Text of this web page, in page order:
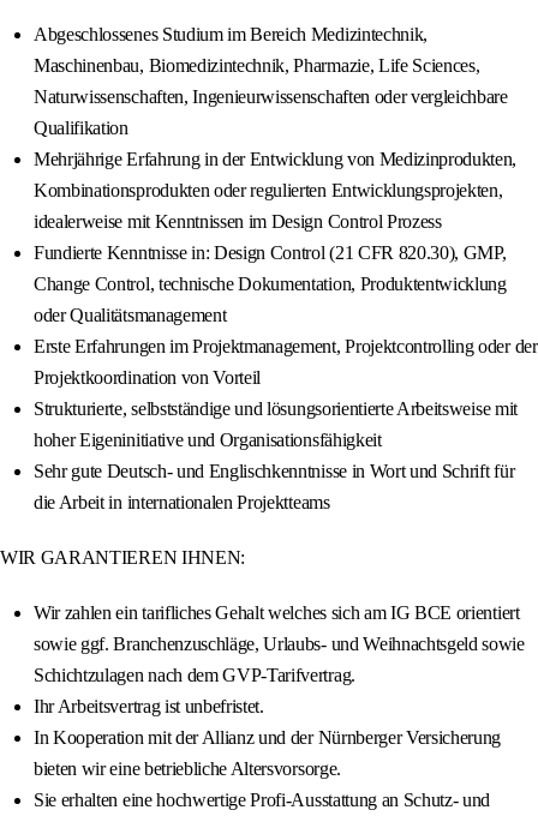
Abgeschlossenes Studium im Bereich Medizintechnik,
Maschinenbau, Biomedizintechnik, Pharmazie, Life Sciences,
Naturwissenschaften, Ingenieurwissenschaften oder vergleichbare
Qualifikation
Mehrjährige Erfahrung in der Entwicklung von Medizinprodukten,
Kombinationsprodukten oder regulierten Entwicklungsprojekten,
idealerweise mit Kenntnissen im Design Control Prozess
Fundierte Kenntnisse in: Design Control (21 CFR 820.30), GMP,
Change Control, technische Dokumentation, Produktentwicklung
oder Qualitätsmanagement
Erste Erfahrungen im Projektmanagement, Projektcontrolling oder der
Projektkoordination von Vorteil
Strukturierte, selbstständige und lösungsorientierte Arbeitsweise mit
hoher Eigeninitiative und Organisationsfähigkeit
Sehr gute Deutsch- und Englischkenntnisse in Wort und Schrift für
die Arbeit in internationalen Projektteams
WIR GARANTIEREN IHNEN:
Wir zahlen ein tarifliches Gehalt welches sich am IG BCE orientiert
sowie ggf. Branchenzuschläge, Urlaubs- und Weihnachtsgeld sowie
Schichtzulagen nach dem GVP-Tarifvertrag.
Ihr Arbeitsvertrag ist unbefristet.
In Kooperation mit der Allianz und der Nürnberger Versicherung
bieten wir eine betriebliche Altersvorsorge.
Sie erhalten eine hochwertige Profi-Ausstattung an Schutz- und